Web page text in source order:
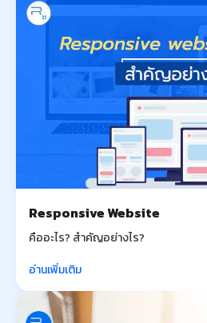
Responsive Website
คืออะไร? สำคัญอย่างไร?
อ่านเพิ่มเติม